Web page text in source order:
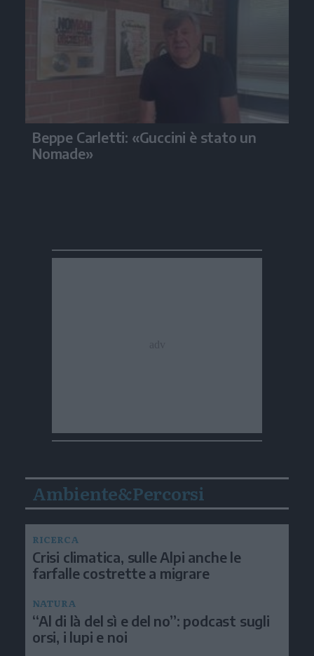
Beppe Carletti: «Guccini è stato un
Nomade»
Ambiente&Percorsi
RICERCA
Crisi climatica, sulle Alpi anche le
farfalle costrette a migrare
NATURA
“Al di là del sì e del no”: podcast sugli
orsi, i lupi e noi